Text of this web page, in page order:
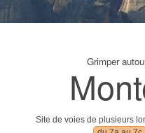
Grimper
Site de voies de plusieurs